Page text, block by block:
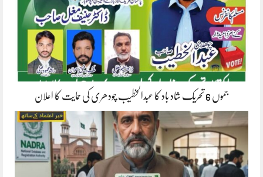
جموں 6 تحریک شاد باد کا عبدالخطیب چودھری کی حمایت کا اعلان